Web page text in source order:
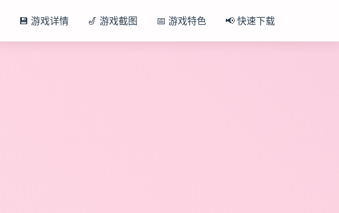
💾 游戏详情 🎷 游戏截图 📅 游戏特色 📢 快速下载